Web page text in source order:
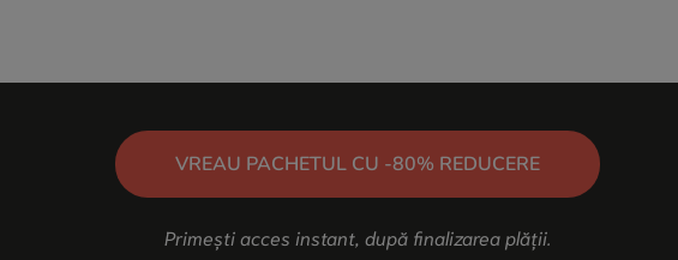
VREAU PACHETUL CU -80% REDUCERE
Primești acces instant, după finalizarea plății.